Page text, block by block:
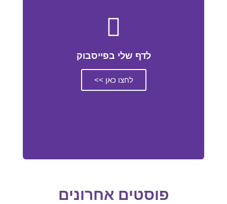
לדף שלי בפייסבוק
לחצו כאן >>
פוסטים אחרונים